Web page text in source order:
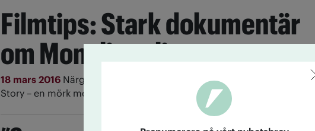
Filmtips: Stark dokumentär
om Monalisas liv
18 mars 2016 Närgången och ärlig. Accent fredagstipsar om Monalisa
Story – en mörk men ändå ljus dokumentär som man blir glad av.